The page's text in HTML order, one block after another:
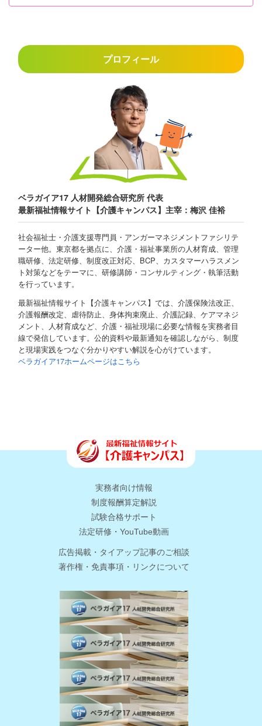
プロフィール
ベラガイア17 人材開発総合研究所 代表
最新福祉情報サイト【介護キャンパス】主宰：梅沢 佳裕
社会福祉士・介護支援専門員・アンガーマネジメントファシリテ
ーター他。東京都を拠点に、介護・福祉事業所の人材育成、管理
職研修、法定研修、制度改正対応、BCP、カスタマーハラスメン
ト対策などをテーマに、研修講師・コンサルティング・執筆活動
を行っています。
最新福祉情報サイト【介護キャンパス】では、介護保険法改正、
介護報酬改定、虐待防止、身体拘束廃止、介護記録、ケアマネジ
メント、人材育成など、介護・福祉現場に必要な情報を実務者目
線で発信しています。公的資料や最新通知を確認しながら、制度
と現場実践をつなぐ分かりやすい解説を心がけています。
ベラガイア17ホームページはこちら
実務者向け情報
制度報酬算定解説
試験合格サポート
法定研修・YouTube動画
広告掲載・タイアップ記事のご相談
著作権・免責事項・リンクについて